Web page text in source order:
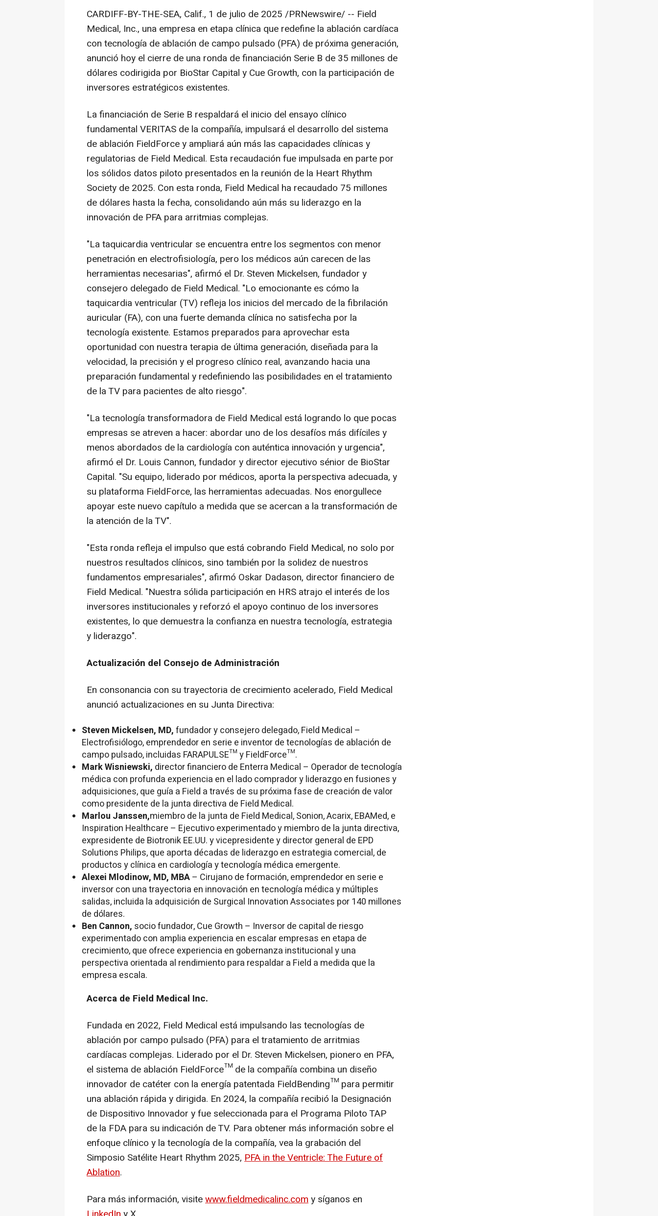
CARDIFF-BY-THE-SEA, Calif., 1 de julio de 2025 /PRNewswire/ -- Field
Medical, Inc., una empresa en etapa clínica que redefine la ablación cardíaca
con tecnología de ablación de campo pulsado (PFA) de próxima generación,
anunció hoy el cierre de una ronda de financiación Serie B de 35 millones de
dólares codirigida por BioStar Capital y Cue Growth, con la participación de
inversores estratégicos existentes.
La financiación de Serie B respaldará el inicio del ensayo clínico
fundamental VERITAS de la compañía, impulsará el desarrollo del sistema
de ablación FieldForce y ampliará aún más las capacidades clínicas y
regulatorias de Field Medical. Esta recaudación fue impulsada en parte por
los sólidos datos piloto presentados en la reunión de la Heart Rhythm
Society de 2025. Con esta ronda, Field Medical ha recaudado 75 millones
de dólares hasta la fecha, consolidando aún más su liderazgo en la
innovación de PFA para arritmias complejas.
"La taquicardia ventricular se encuentra entre los segmentos con menor
penetración en electrofisiología, pero los médicos aún carecen de las
herramientas necesarias", afirmó el Dr. Steven Mickelsen, fundador y
consejero delegado de Field Medical. "Lo emocionante es cómo la
taquicardia ventricular (TV) refleja los inicios del mercado de la fibrilación
auricular (FA), con una fuerte demanda clínica no satisfecha por la
tecnología existente. Estamos preparados para aprovechar esta
oportunidad con nuestra terapia de última generación, diseñada para la
velocidad, la precisión y el progreso clínico real, avanzando hacia una
preparación fundamental y redefiniendo las posibilidades en el tratamiento
de la TV para pacientes de alto riesgo".
"La tecnología transformadora de Field Medical está logrando lo que pocas
empresas se atreven a hacer: abordar uno de los desafíos más difíciles y
menos abordados de la cardiología con auténtica innovación y urgencia",
afirmó el Dr. Louis Cannon, fundador y director ejecutivo sénior de BioStar
Capital. "Su equipo, liderado por médicos, aporta la perspectiva adecuada, y
su plataforma FieldForce, las herramientas adecuadas. Nos enorgullece
apoyar este nuevo capítulo a medida que se acercan a la transformación de
la atención de la TV".
"Esta ronda refleja el impulso que está cobrando Field Medical, no solo por
nuestros resultados clínicos, sino también por la solidez de nuestros
fundamentos empresariales", afirmó Oskar Dadason, director financiero de
Field Medical. "Nuestra sólida participación en HRS atrajo el interés de los
inversores institucionales y reforzó el apoyo continuo de los inversores
existentes, lo que demuestra la confianza en nuestra tecnología, estrategia
y liderazgo".
Actualización del Consejo de Administración
En consonancia con su trayectoria de crecimiento acelerado, Field Medical
anunció actualizaciones en su Junta Directiva:
Steven Mickelsen, MD,fundador y consejero delegado, Field Medical –
Electrofisiólogo, emprendedor en serie e inventor de tecnologías de ablación de
campo pulsado, incluidas FARAPULSE™ y FieldForce™.
Mark Wisniewski, director financiero de Enterra Medical – Operador de tecnología
médica con profunda experiencia en el lado comprador y liderazgo en fusiones y
adquisiciones, que guía a Field a través de su próxima fase de creación de valor
como presidente de la junta directiva de Field Medical.
Marlou Janssen,miembro de la junta de Field Medical, Sonion, Acarix, EBAMed, e
Inspiration Healthcare – Ejecutivo experimentado y miembro de la junta directiva,
expresidente de Biotronik EE.UU. y vicepresidente y director general de EPD
Solutions Philips, que aporta décadas de liderazgo en estrategia comercial, de
productos y clínica en cardiología y tecnología médica emergente.
Alexei Mlodinow, MD, MBA– Cirujano de formación, emprendedor en serie e
inversor con una trayectoria en innovación en tecnología médica y múltiples
salidas, incluida la adquisición de Surgical Innovation Associates por 140 millones
de dólares.
Ben Cannon, socio fundador, Cue Growth – Inversor de capital de riesgo
experimentado con amplia experiencia en escalar empresas en etapa de
crecimiento, que ofrece experiencia en gobernanza institucional y una
perspectiva orientada al rendimiento para respaldar a Field a medida que la
empresa escala.
Acerca de Field Medical Inc.
Fundada en 2022, Field Medical está impulsando las tecnologías de
ablación por campo pulsado (PFA) para el tratamiento de arritmias
cardíacas complejas. Liderado por el Dr. Steven Mickelsen, pionero en PFA,
el sistema de ablación FieldForce™ de la compañía combina un diseño
innovador de catéter con la energía patentada FieldBending™ para permitir
una ablación rápida y dirigida. En 2024, la compañía recibió la Designación
de Dispositivo Innovador y fue seleccionada para el Programa Piloto TAP
de la FDA para su indicación de TV. Para obtener más información sobre el
enfoque clínico y la tecnología de la compañía, vea la grabación del
Simposio Satélite Heart Rhythm 2025, PFA in the Ventricle: The Future of
Ablation.
Para más información, visitewww.fieldmedicalinc.comy síganos en